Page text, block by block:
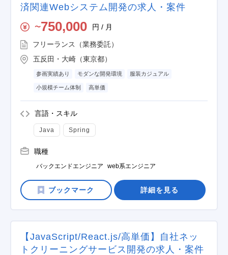
済関連Webシステム開発の求人・案件
〜750,000 円 / 月
フリーランス（業務委託）
五反田・大崎（東京都）
参画実績あり モダンな開発環境 服装カジュアル
小規模チーム体制 高単価
言語・スキル
Java Spring
職種
バックエンドエンジニア web系エンジニア
詳細を見る
【JavaScript/React.js/高単価】自社ネッ
トクリーニングサービス開発の求人・案件